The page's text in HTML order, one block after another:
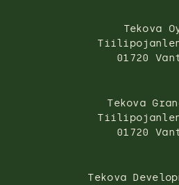
Tekova
01720
Tekova
01720
Tekova